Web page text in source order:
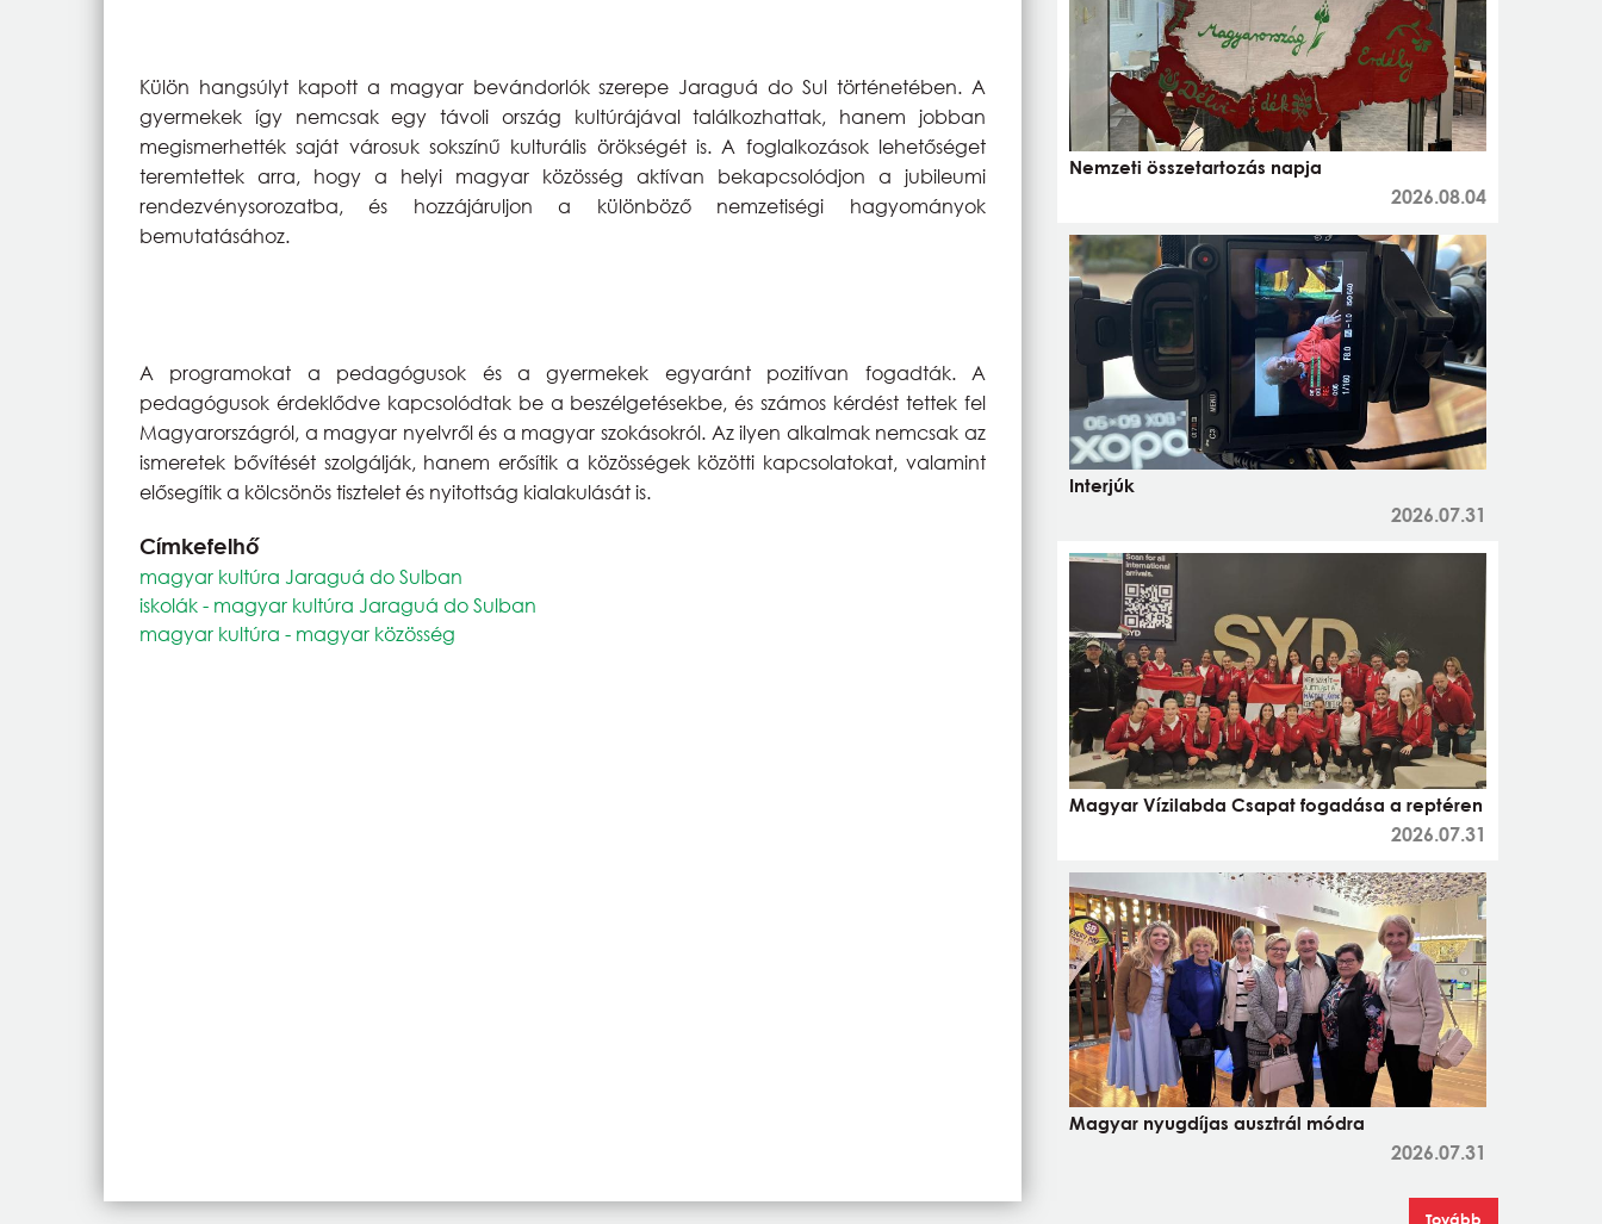
Külön hangsúlyt kapott a magyar bevándorlók szerepe Jaraguá do Sul történetében. A
gyermekek így nemcsak egy távoli ország kultúrájával találkozhattak, hanem jobban
megismerhették saját városuk sokszínű kulturális örökségét is. A foglalkozások lehetőséget
teremtettek arra, hogy a helyi magyar közösség aktívan bekapcsolódjon a jubileumi
rendezvénysorozatba, és hozzájáruljon a különböző nemzetiségi hagyományok
bemutatásához.
A programokat a pedagógusok és a gyermekek egyaránt pozitívan fogadták. A
pedagógusok érdeklődve kapcsolódtak be a beszélgetésekbe, és számos kérdést tettek fel
Magyarországról, a magyar nyelvről és a magyar szokásokról. Az ilyen alkalmak nemcsak az
ismeretek bővítését szolgálják, hanem erősítik a közösségek közötti kapcsolatokat, valamint
elősegítik a kölcsönös tisztelet és nyitottság kialakulását is.
Címkefelhő
magyar kultúra Jaraguá do Sulban
iskolák - magyar kultúra Jaraguá do Sulban
magyar kultúra - magyar közösség
Nemzeti összetartozás napja
2026.08.04
Interjúk
2026.07.31
Magyar Vízilabda Csapat fogadása a reptéren
2026.07.31
Magyar nyugdíjas ausztrál módra
2026.07.31
Tovább